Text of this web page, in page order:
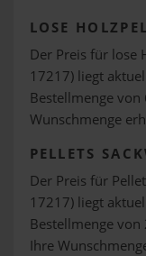
LOSE
Der Preis für lose
17217) liegt
Bestellmenge
Wunschmenge
PELLETS
Der Preis für
17217) liegt
Bestellmenge von
Ihre